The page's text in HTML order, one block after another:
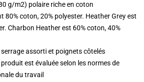
g/m2) polaire riche en coton
80% coton, 20% polyester. Heather Grey est
Charbon Heather est 60% coton, 40%
assorti et poignets côtelés
est évaluée selon les normes de
du travail